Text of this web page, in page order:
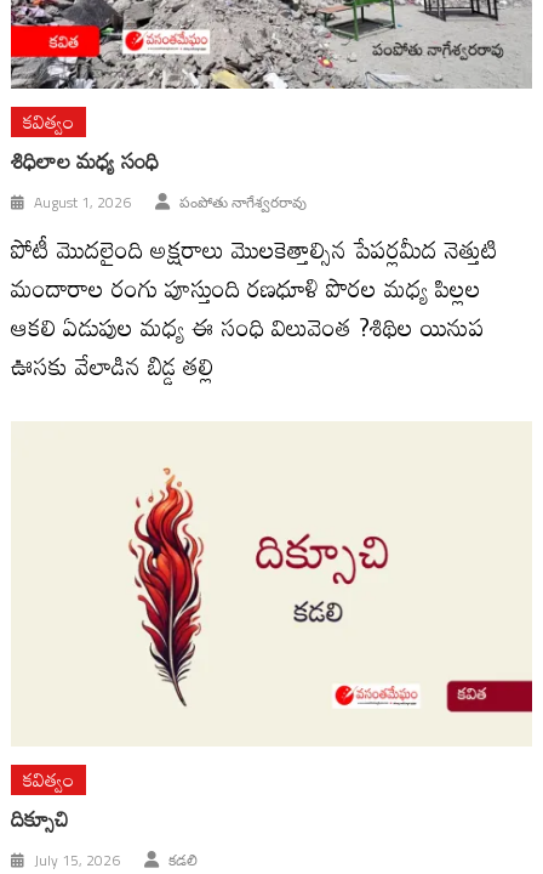
కవిత్వం
శిధిలాల మధ్య సంధి
August 1, 2026 పంపోతు నాగేశ్వరరావు
పోటీ మొదలైంది అక్షరాలు మొలకెత్తాల్సిన పేపర్లమీద నెత్తుటి
మందారాల రంగు పూస్తుంది రణధూళి పొరల మధ్య పిల్లల
ఆకలి ఏడుపుల మధ్య ఈ సంధి విలువెంత ?శిథిల యినుప
ఊసకు వేలాడిన బిడ్డ తల్లి
కవిత్వం
దిక్సూచి
July 15, 2026 కడలి